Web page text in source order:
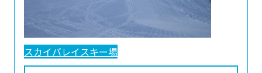
スカイバレイスキー場